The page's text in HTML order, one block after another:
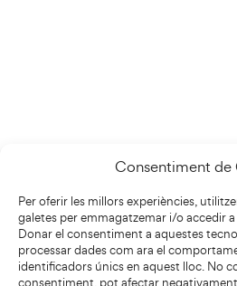
Consentiment de
Per oferir les millors experiències,
galetes per emmagatzemar i/o accedir
Donar el consentiment a aquestes
processar dades com ara el
identificadors únics en aquest lloc. No
consentiment, pot afectar